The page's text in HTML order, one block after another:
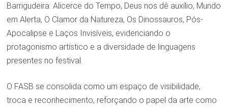
Barrigudeira: Alicerce do Tempo, Deus nos dê auxílio, Mundo
em Alerta, O Clamor da Natureza, Os Dinossauros, Pós-
Apocalipse e Laços Invisíveis, evidenciando o
protagonismo artístico e a diversidade de linguagens
presentes no festival.
O FASB se consolida como um espaço de visibilidade,
troca e reconhecimento, reforçando o papel da arte como